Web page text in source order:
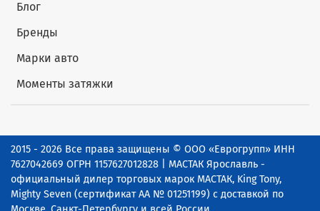
Блог
Бренды
Марки авто
Моменты затяжки
2015 - 2026 Все права защищены © ООО «Еврогрупп» ИНН
7627042669 ОГРН 1157627012828 | МАСТАК Ярославль -
официальный дилер торговых марок МАСТАК, King Tony,
Mighty Seven (сертификат АА № 01251199) с доставкой по